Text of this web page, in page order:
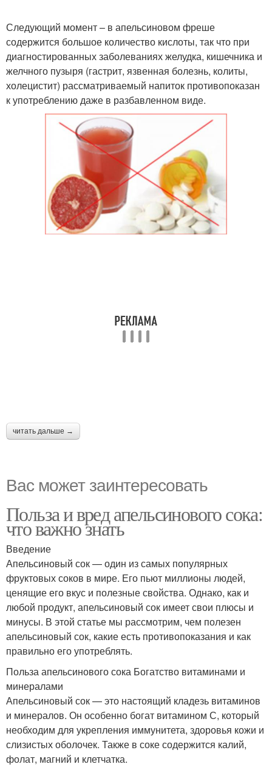
Следующий момент – в апельсиновом фреше
содержится большое количество кислоты, так что при
диагностированных заболеваниях желудка, кишечника и
желчного пузыря (гастрит, язвенная болезнь, колиты,
холецистит) рассматриваемый напиток противопоказан
к употреблению даже в разбавленном виде.
читать дальше →
Вас может заинтересовать
Польза и вред апельсинового сока:
что важно знать
Введение
Апельсиновый сок — один из самых популярных
фруктовых соков в мире. Его пьют миллионы людей,
ценящие его вкус и полезные свойства. Однако, как и
любой продукт, апельсиновый сок имеет свои плюсы и
минусы. В этой статье мы рассмотрим, чем полезен
апельсиновый сок, какие есть противопоказания и как
правильно его употреблять.
Польза апельсинового сока Богатство витаминами и
минералами
Апельсиновый сок — это настоящий кладезь витаминов
и минералов. Он особенно богат витамином С, который
необходим для укрепления иммунитета, здоровья кожи и
слизистых оболочек. Также в соке содержится калий,
фолат, магний и клетчатка.